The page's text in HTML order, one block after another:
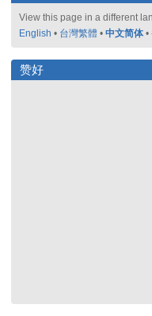
View this page in a different
English • 台灣繁體 • 中文简体 •
赞好